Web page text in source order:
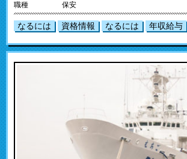
職種 保安
なるには 資格情報 なるには 年収給与